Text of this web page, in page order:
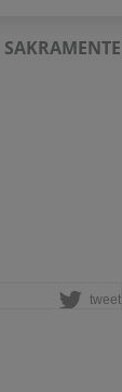
SAKRAMENTE
tweet